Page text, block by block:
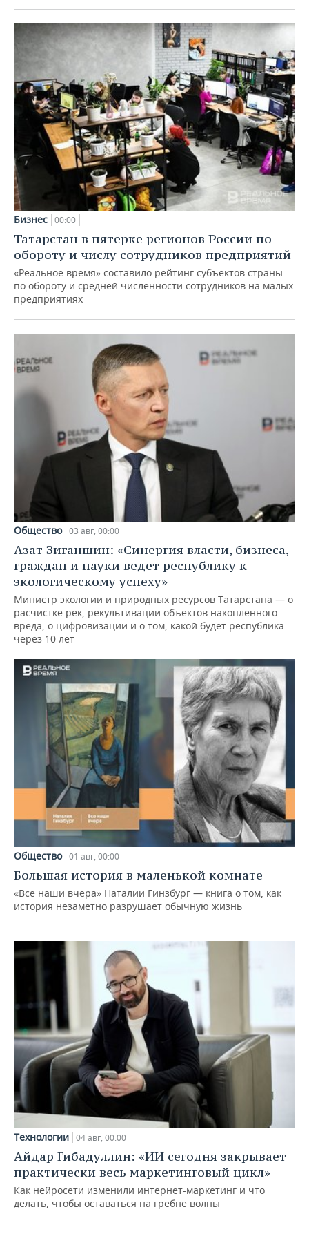
Бизнес 00:00
Татарстан в пятерке регионов России по
обороту и числу сотрудников предприятий
«Реальное время» составило рейтинг субъектов страны
по обороту и средней численности сотрудников на малых
предприятиях
Общество 03 авг, 00:00
Азат Зиганшин: «Синергия власти, бизнеса,
граждан и науки ведет республику к
экологическому успеху»
Министр экологии и природных ресурсов Татарстана — о
расчистке рек, рекультивации объектов накопленного
вреда, о цифровизации и о том, какой будет республика
через 10 лет
Общество 01 авг, 00:00
Большая история в маленькой комнате
«Все наши вчера» Наталии Гинзбург — книга о том, как
история незаметно разрушает обычную жизнь
Технологии 04 авг, 00:00
Айдар Гибадуллин: «ИИ сегодня закрывает
практически весь маркетинговый цикл»
Как нейросети изменили интернет-маркетинг и что
делать, чтобы оставаться на гребне волны